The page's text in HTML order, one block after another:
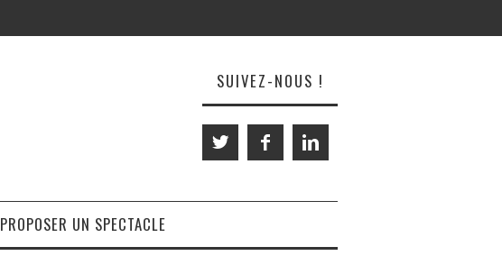
SUIVEZ-NOUS !
PROPOSER UN SPECTACLE